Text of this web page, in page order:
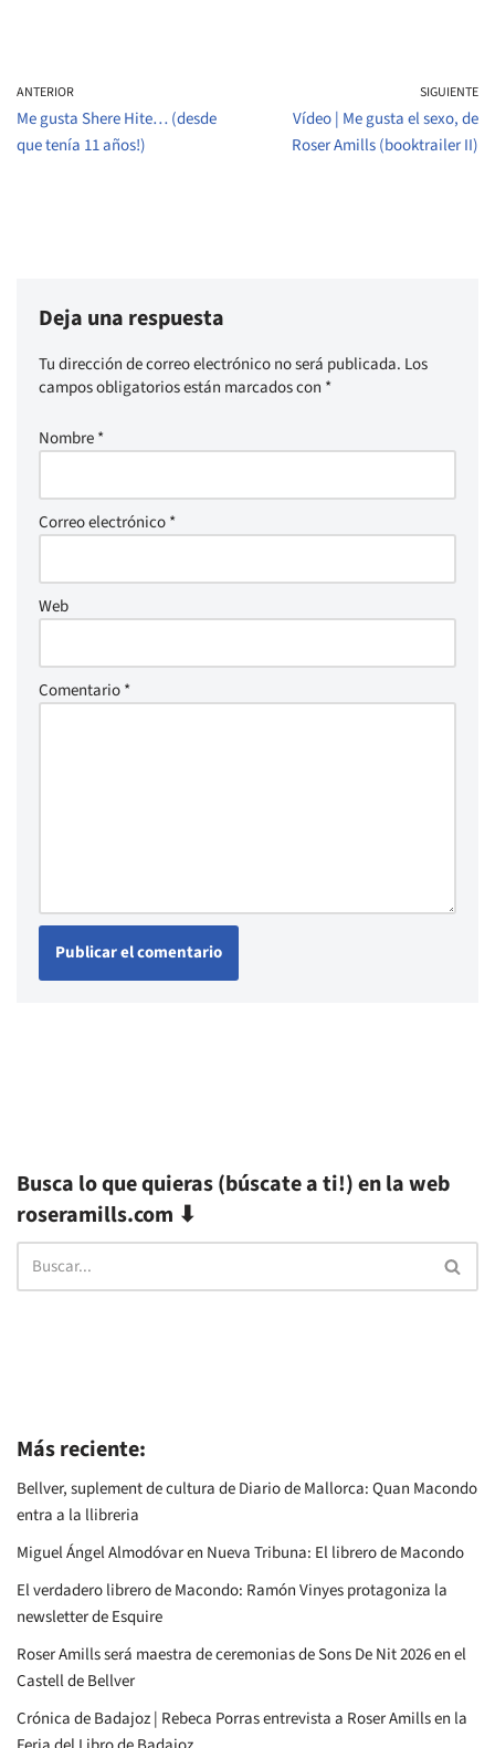
ANTERIOR
Me gusta Shere Hite… (desde
que tenía 11 años!)
SIGUIENTE
Vídeo | Me gusta el sexo, de
Roser Amills (booktrailer II)
Deja una respuesta
Tu dirección de correo electrónico no será publicada. Los
campos obligatorios están marcados con *
Nombre*
Correo electrónico*
Web
Comentario*
Busca lo que quieras (búscate a ti!) en la web
roseramills.com ⬇
Más reciente:
Bellver, suplement de cultura de Diario de Mallorca: Quan Macondo
entra a la llibreria
Miguel Ángel Almodóvar en Nueva Tribuna: El librero de Macondo
El verdadero librero de Macondo: Ramón Vinyes protagoniza la
newsletter de Esquire
Roser Amills será maestra de ceremonias de Sons De Nit 2026 en el
Castell de Bellver
Crónica de Badajoz | Rebeca Porras entrevista a Roser Amills en la